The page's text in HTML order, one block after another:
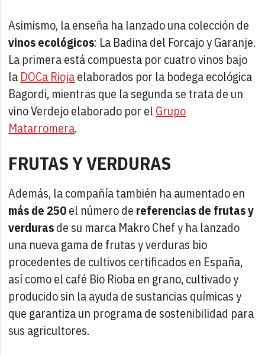
Asimismo, la enseña ha lanzado una colección de
vinos ecológicos: La Badina del Forcajo y Garanje.
La primera está compuesta por cuatro vinos bajo
la DOCa Riojaelaborados por la bodega ecológica
Bagordi, mientras que la segunda se trata de un
vino Verdejo elaborado por el Grupo
Matarromera.
FRUTAS Y VERDURAS
Además, la compañía también ha aumentado en
más de 250el número de referencias de frutas y
verdurasde su marca Makro Chef y ha lanzado
una nueva gama de frutas y verduras bio
procedentes de cultivos certificados en España,
así como el café Bio Rioba en grano, cultivado y
producido sin la ayuda de sustancias químicas y
que garantiza un programa de sostenibilidad para
sus agricultores.